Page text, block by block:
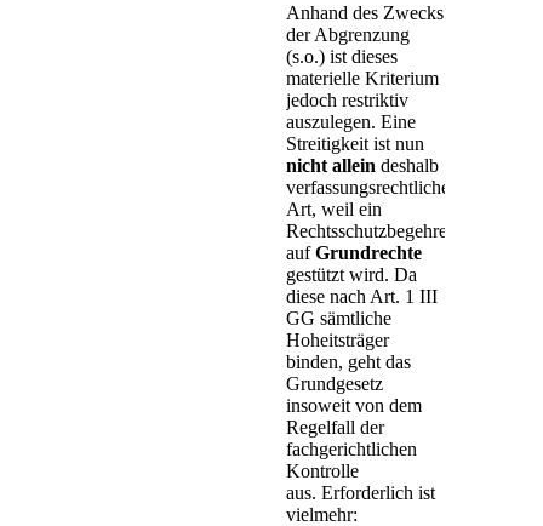
Anhand des Zwecks
der Abgrenzung
(s.o.) ist dieses
materielle Kriterium
jedoch restriktiv
auszulegen. Eine
Streitigkeit ist nun
nicht allein deshalb
verfassungsrechtlicher
Art, weil ein
Rechtsschutzbegehren
aufGrundrechte
gestützt wird. Da
diese nach Art. 1 III
GG sämtliche
Hoheitsträger
binden, geht das
Grundgesetz
insoweit von dem
Regelfall der
fachgerichtlichen
Kontrolle
aus. Erforderlich ist
vielmehr: